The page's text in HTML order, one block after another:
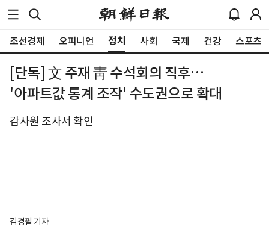
조선경제 오피니언 정치 사회 국제 건강 스포츠
[단독] 文 주재 靑 수석회의 직후…
'아파트값 통계 조작' 수도권으로 확대
감사원 조사서 확인
김경필 기자